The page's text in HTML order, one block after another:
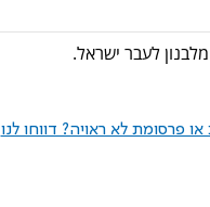
לעבר ישראל.
פרסומת לא ראויה? דווחו לנו